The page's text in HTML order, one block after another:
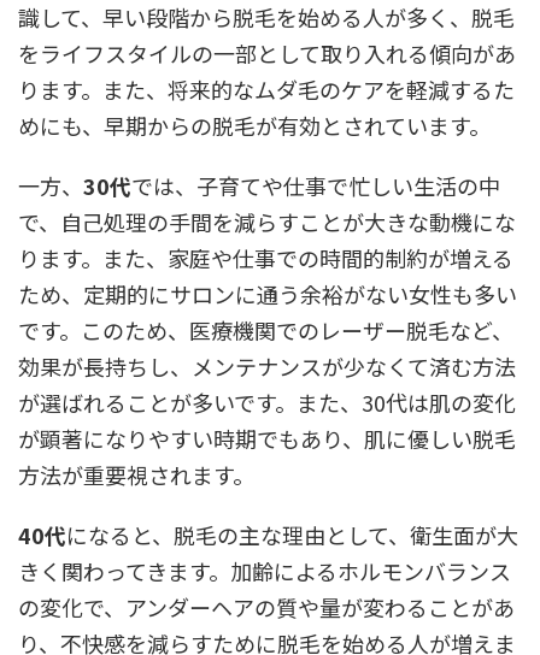
識して、早い段階から脱毛を始める人が多く、脱毛
をライフスタイルの一部として取り入れる傾向があ
ります。また、将来的なムダ毛のケアを軽減するた
めにも、早期からの脱毛が有効とされています。
一方、 30代では、子育てや仕事で忙しい生活の中
で、自己処理の手間を減らすことが大きな動機にな
ります。また、家庭や仕事での時間的制約が増える
ため、定期的にサロンに通う余裕がない女性も多い
です。このため、医療機関でのレーザー脱毛など、
効果が長持ちし、メンテナンスが少なくて済む方法
が選ばれることが多いです。また、30代は肌の変化
が顕著になりやすい時期でもあり、肌に優しい脱毛
方法が重要視されます。
40代になると、脱毛の主な理由として、衛生面が大
きく関わってきます。加齢によるホルモンバランス
の変化で、アンダーヘアの質や量が変わることがあ
り、不快感を減らすために脱毛を始める人が増えま